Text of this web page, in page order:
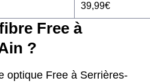
39,99€
Free à
?
optique Free à Serrières-